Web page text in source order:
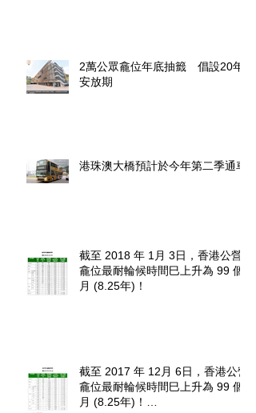
2萬公眾龕位年底抽籤 倡設20年
安放期
港珠澳大橋預計於今年第二季通車
截至 2018 年 1月 3日，香港公營
龕位最耐輪候時間巳上升為 99 個
月 (8.25年)！
截至 2017 年 12月 6日，香港公營
龕位最耐輪候時間巳上升為 99 個
月 (8.25年)！